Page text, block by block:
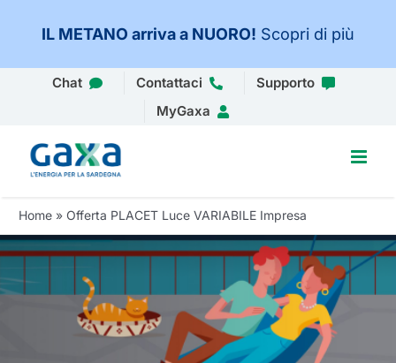
IL METANO arriva a NUORO! Scopri di più
Chat Contattaci
Supporto
MyGaxa
Home »Offerta PLACET Luce VARIABILE Impresa